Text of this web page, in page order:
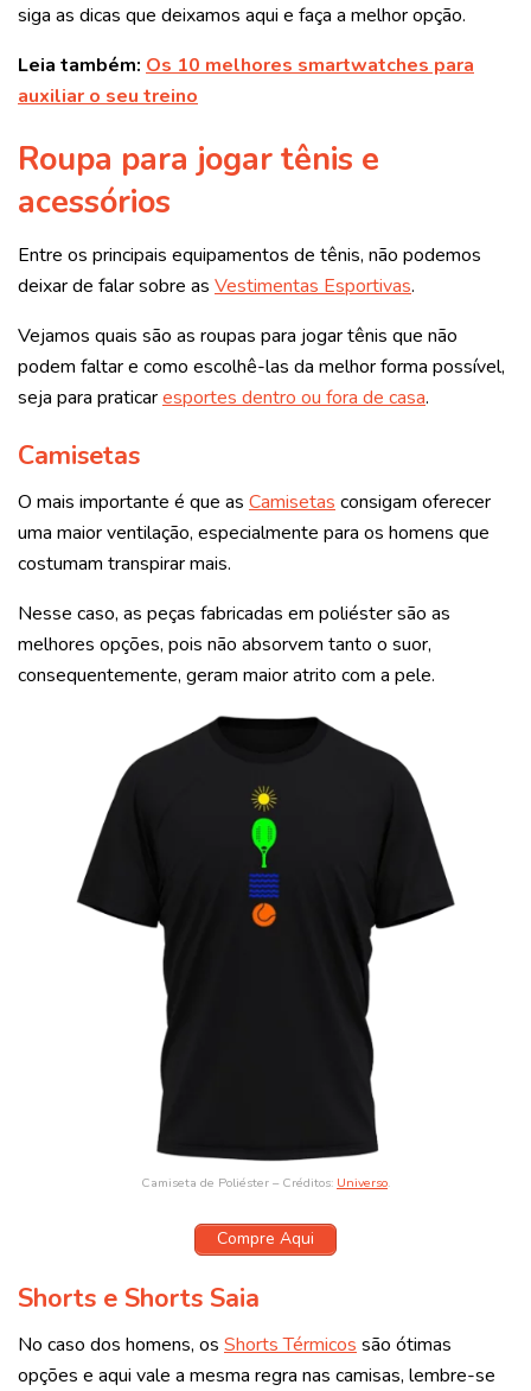
siga as dicas que deixamos aqui e faça a melhor opção.
Leia também: Os 10 melhores smartwatches para
auxiliar o seu treino
Roupa para jogar tênis e
acessórios
Entre os principais equipamentos de tênis, não podemos
deixar de falar sobre as Vestimentas Esportivas.
Vejamos quais são as roupas para jogar tênis que não
podem faltar e como escolhê-las da melhor forma possível,
seja para praticaresportes dentro ou fora de casa.
Camisetas
O mais importante é que as Camisetas consigam oferecer
uma maior ventilação, especialmente para os homens que
costumam transpirar mais.
Nesse caso, as peças fabricadas em poliéster são as
melhores opções, pois não absorvem tanto o suor,
consequentemente, geram maior atrito com a pele.
Camiseta de Poliéster – Créditos: Universo.
Compre Aqui
Shorts e Shorts Saia
No caso dos homens, os Shorts Térmicos são ótimas
opções e aqui vale a mesma regra nas camisas, lembre-se